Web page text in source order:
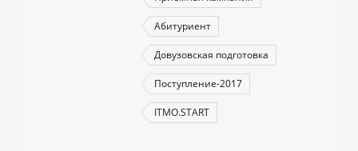
Абитуриент
Довузовская подготовка
Поступление-2017
ITMO.START